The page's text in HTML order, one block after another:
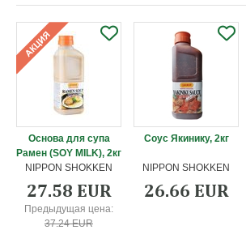
Основа для супа
Рамен (SOY MILK), 2кг
NIPPON SHOKKEN
27.58 EUR
Предыдущая цена:
37.24 EUR
Соус Якинику, 2кг
NIPPON SHOKKEN
26.66 EUR